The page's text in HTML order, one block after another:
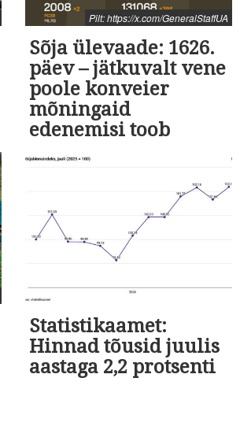
Pilt: https://x.com/GeneralStaffUA
Sõja ülevaade: 1626.
päev – jätkuvalt vene
poole konveier
mõningaid
edenemisi toob
Statistikaamet:
Hinnad tõusid juulis
aastaga 2,2 protsenti